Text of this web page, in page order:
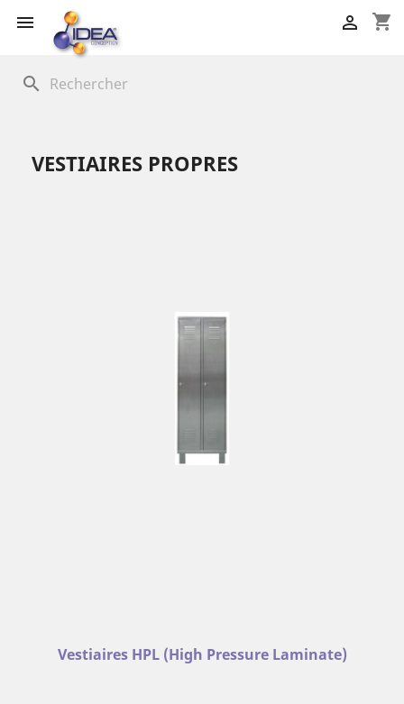
 shopping_cart

search
VESTIAIRES PROPRES
Vestiaires HPL (High Pressure Laminate)